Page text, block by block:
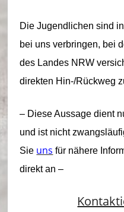
ei
n
h
t
W
al
Die Jugendlichen sind
bei uns verbringen, bei
des Landes NRW
direkten Hin-/Rückweg
– Diese Aussage dient
und ist nicht
Sie uns für nähere
direkt an –